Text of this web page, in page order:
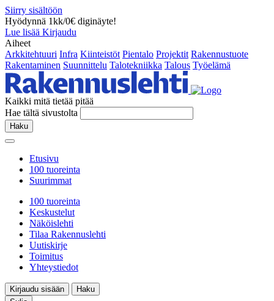
Siirry sisältöön
Hyödynnä 1kk/0€ diginäyte!
Lue lisää Kirjaudu
Aiheet
Arkkitehtuuri Infra Kiinteistöt Pientalo Projektit Rakennustuote
Rakentaminen Suunnittelu Talotekniikka Talous Työelämä
Kaikki mitä tietää pitää
Hae tältä sivustolta
Haku
Etusivu
100 tuoreinta
Suurimmat
100 tuoreinta
Keskustelut
Näköislehti
Tilaa Rakennuslehti
Uutiskirje
Toimitus
Yhteystiedot
Kirjaudu sisään
Haku